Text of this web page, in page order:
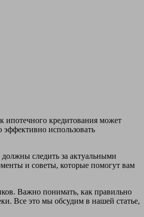
ипотечного кредитования может
использовать
следить за актуальными
и советы, которые помогут вам
Важно понимать, как правильно
Все это мы обсудим в нашей статье,